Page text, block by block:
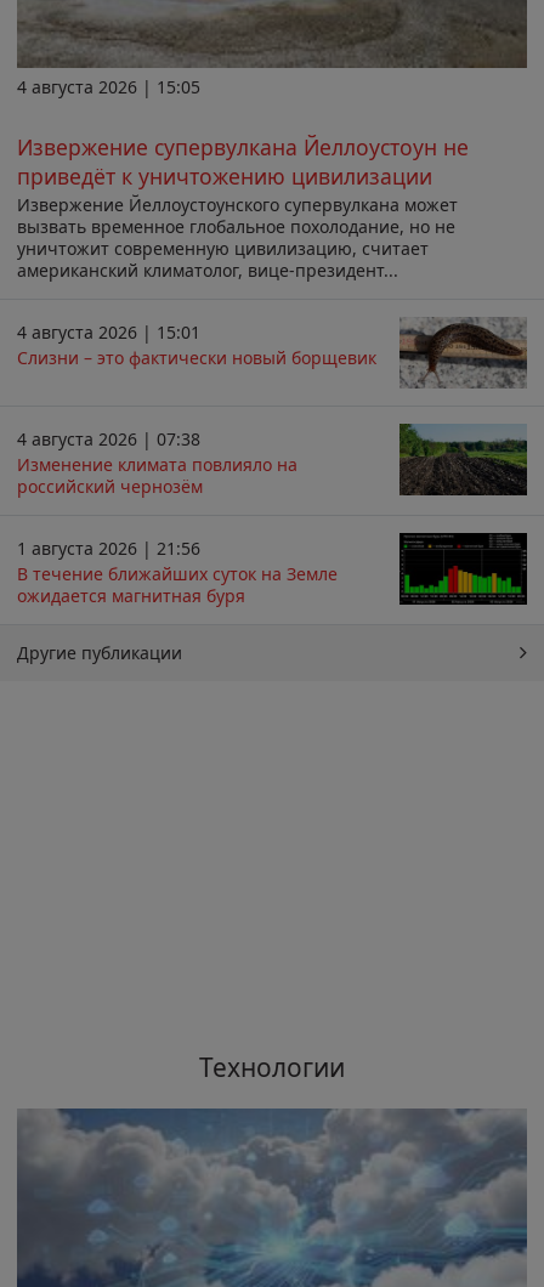
4 августа 2026 | 15:05
Извержение супервулкана Йеллоустоун не
приведёт к уничтожению цивилизации
Извержение Йеллоустоунского супервулкана может
вызвать временное глобальное похолодание, но не
уничтожит современную цивилизацию, считает
американский климатолог, вице-президент...
4 августа 2026 | 15:01
Слизни – это фактически новый борщевик
4 августа 2026 | 07:38
Изменение климата повлияло на
российский чернозём
1 августа 2026 | 21:56
В течение ближайших суток на Земле
ожидается магнитная буря
Другие публикации
Технологии